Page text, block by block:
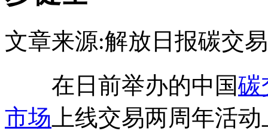
文章来源:解放日报碳交
在日前举办的中国碳
市场 上线交易两周年活